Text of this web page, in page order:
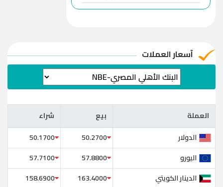
آسعار العملات
العملة بيع شراء العملة بيع
شراء
الدولار
50.2700
50.1700
اليورو
57.8800
57.7100
الدينار الكويتي
163.4000
158.6900